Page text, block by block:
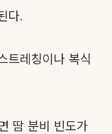
다.
트레칭이나 복식
땀 분비 빈도가